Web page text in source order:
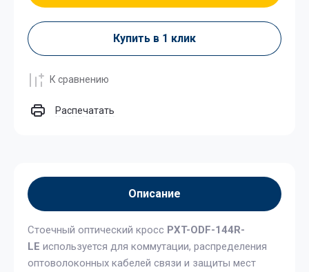
Купить в 1 клик
К сравнению
Распечатать
Описание
Стоечный оптический кросс PXT-ODF-144R-
LE используется для коммутации, распределения
оптоволоконных кабелей связи и защиты мест